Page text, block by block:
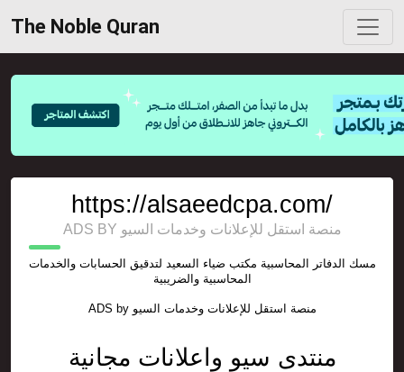
The Noble Quran
https://alsaeedcpa.com/
ADS BY منصة استقل للإعلانات وخدمات السيو
مسك الدفاتر المحاسبية مكتب ضياء السعيد لتدقيق الحسابات والخدمات
المحاسبية والضريبية
ADS by منصة استقل للإعلانات وخدمات السيو
منتدى سيو واعلانات مجانية